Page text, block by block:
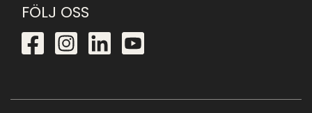
FÖLJ OSS